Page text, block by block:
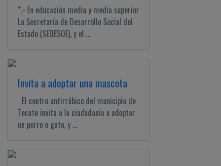
*.- En educación media y media superior
La Secretaría de Desarrollo Social del
Estado (SEDESOE), y el ...
Invita a adoptar una mascota
El centro antirrábico del municipio de
Tecate invita a la ciudadanía a adoptar
un perro o gato, y ...